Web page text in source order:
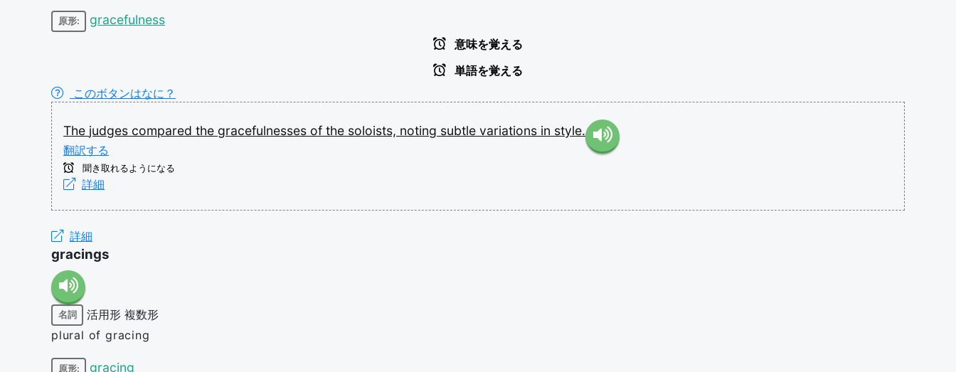
原形: gracefulness
意味を覚える
単語を覚える
このボタンはなに？
The judges compared the gracefulnesses of the soloists, noting subtle variations in style.
翻訳する
聞き取れるようになる
詳細
詳細
gracings
名詞 活用形 複数形
plural of gracing
原形: gracing